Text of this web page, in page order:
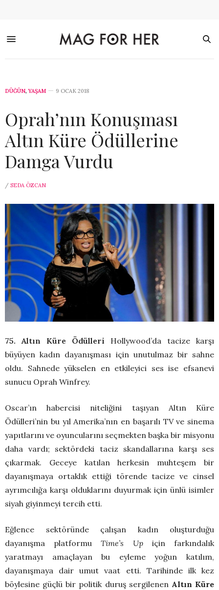
DÜĞÜN, YAŞAM 9 OCAK 2018
Oprah’nın Konuşması
Altın Küre Ödüllerine
Damga Vurdu
/ SEDA ÖZCAN
75. Altın Küre Ödülleri Hollywood’da tacize karşı
büyüyen kadın dayanışması için unutulmaz bir sahne
oldu. Sahnede yükselen en etkileyici ses ise efsanevi
sunucu Oprah Winfrey.
Oscar’ın habercisi niteliğini taşıyan Altın Küre
Ödülleri’nin bu yıl Amerika’nın en başarılı TV ve sinema
yapıtlarını ve oyuncularını seçmekten başka bir misyonu
daha vardı; sektördeki taciz skandallarına karşı ses
çıkarmak. Geceye katılan herkesin muhteşem bir
dayanışmaya ortaklık ettiği törende tacize ve cinsel
ayrımcılığa karşı olduklarını duyurmak için ünlü isimler
siyah giyinmeyi tercih etti.
Eğlence sektöründe çalışan kadın oluşturduğu
dayanışma platformuTime’s Upiçin farkındalık
yaratmayı amaçlayan bu eyleme yoğun katılım,
dayanışmaya dair umut vaat etti. Tarihinde ilk kez
böylesine güçlü bir politik duruş sergilenen Altın Küre